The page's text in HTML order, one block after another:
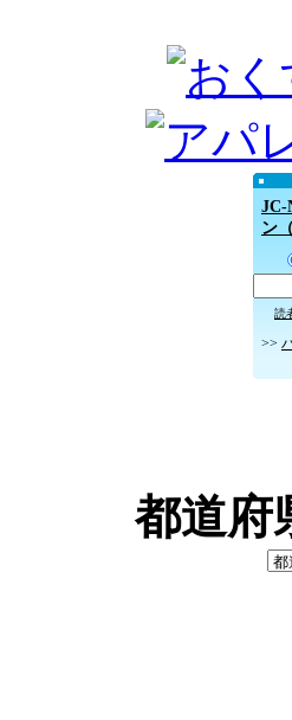
JC-
ン
読
>>
都道府